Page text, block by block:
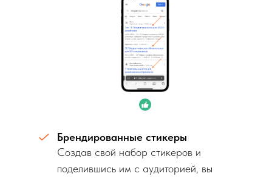
Брендированные стикеры
Создав свой набор стикеров и
поделившись им с аудиторией, вы